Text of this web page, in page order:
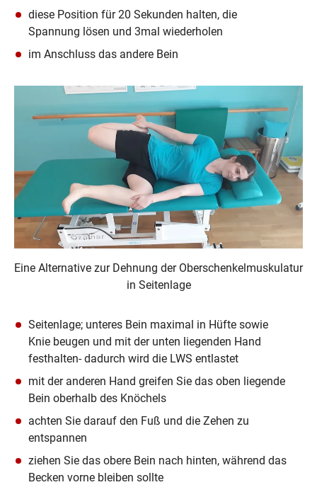
diese Position für 20 Sekunden halten, die
Spannung lösen und 3mal wiederholen
im Anschluss das andere Bein
Eine Alternative zur Dehnung der Oberschenkelmuskulatur
in Seitenlage
Seitenlage; unteres Bein maximal in Hüfte sowie
Knie beugen und mit der unten liegenden Hand
festhalten- dadurch wird die LWS entlastet
mit der anderen Hand greifen Sie das oben liegende
Bein oberhalb des Knöchels
achten Sie darauf den Fuß und die Zehen zu
entspannen
ziehen Sie das obere Bein nach hinten, während das
Becken vorne bleiben sollte